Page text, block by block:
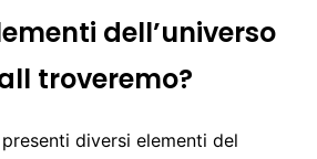
dell’universo
troveremo?
diversi elementi del